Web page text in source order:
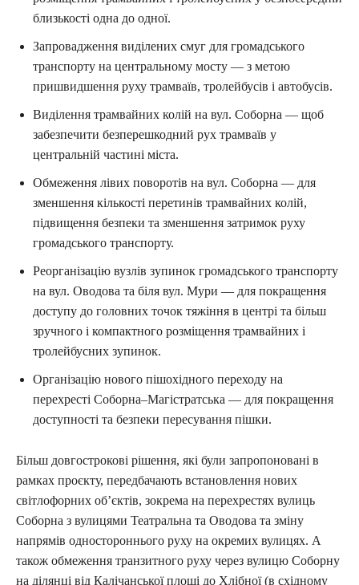
близькості одна до одної.
Запровадження виділених смуг для громадського
транспорту на центральному мосту — з метою
пришвидшення руху трамваїв, тролейбусів і автобусів.
Виділення трамвайних колій на вул. Соборна — щоб
забезпечити безперешкодний рух трамваїв у
центральній частині міста.
Обмеження лівих поворотів на вул. Соборна — для
зменшення кількості перетинів трамвайних колій,
підвищення безпеки та зменшення затримок руху
громадського транспорту.
Реорганізацію вузлів зупинок громадського транспорту
на вул. Оводова та біля вул. Мури — для покращення
доступу до головних точок тяжіння в центрі та більш
зручного і компактного розміщення трамвайних і
тролейбусних зупинок.
Організацію нового пішохідного переходу на
перехресті Соборна–Магістратська — для покращення
доступності та безпеки пересування пішки.
Більш довгострокові рішення, які були запропоновані в
рамках проєкту, передбачають встановлення нових
світлофорних об’єктів, зокрема на перехрестях вулиць
Соборна з вулицями Театральна та Оводова та зміну
напрямів одностороннього руху на окремих вулицях. А
також обмеження транзитного руху через вулицю Соборну
на ділянці від Калічанської площі до Хлібної (в східному